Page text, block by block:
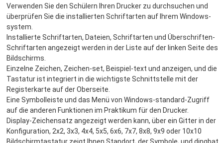
Verwenden Sie den Schülern Ihren Drucker zu durchsuchen und
überprüfen Sie die installierten Schriftarten auf Ihrem Windows-
system.
Installierte Schriftarten, Dateien, Schriftarten und Überschriften-
Schriftarten angezeigt werden in der Liste auf der linken Seite des
Bildschirms.
Einzelne Zeichen, Zeichen-set, Beispiel-text und anzeigen, und die
Tastatur ist integriert in die wichtigste Schnittstelle mit der
Registerkarte auf der Oberseite.
Eine Symbolleiste und das Menü von Windows-standard-Zugriff
auf die anderen Funktionen im Praktikum für den Drucker.
Display-Zeichensatz angezeigt werden kann, über ein Gitter in der
Konfiguration, 2x2, 3x3, 4x4, 5x5, 6x6, 7x7, 8x8, 9x9 oder 10x10
Bildschirmtastatur zeigt Ihnen Standort, der Symbole, und dingbat